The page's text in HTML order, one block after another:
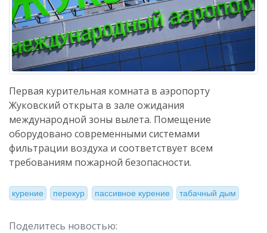
Первая курительная комната в аэропорту
Жуковский открыта в зале ожидания
международной зоны вылета. Помещение
оборудовано современными системами
фильтрации воздуха и соответствует всем
требованиям пожарной безопасности.
курение перекур пассивное курение табачный дым
Поделитесь новостью: